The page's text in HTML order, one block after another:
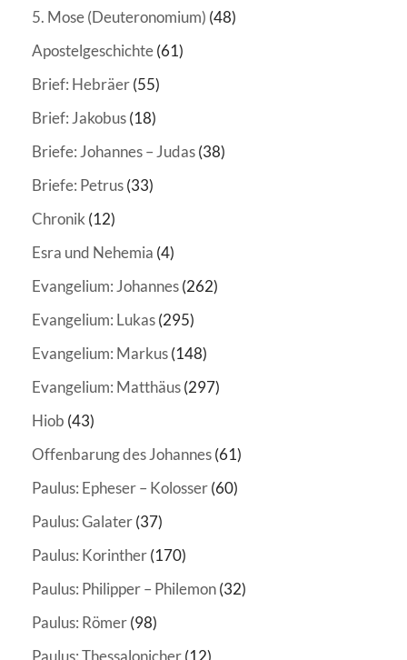
5. Mose (Deuteronomium) (48)
Apostelgeschichte(61)
Brief: Hebräer(55)
Brief: Jakobus(18)
Briefe: Johannes – Judas(38)
Briefe: Petrus(33)
Chronik (12)
Esra und Nehemia (4)
Evangelium: Johannes(262)
Evangelium: Lukas(295)
Evangelium: Markus(148)
Evangelium: Matthäus(297)
Hiob (43)
Offenbarung des Johannes(61)
Paulus: Epheser – Kolosser(60)
Paulus: Galater(37)
Paulus: Korinther(170)
Paulus: Philipper – Philemon(32)
Paulus: Römer(98)
Paulus: Thessalonicher(12)